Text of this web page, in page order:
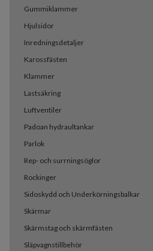
Gummiklammer
Hjulsidor
Inredningsdetaljer
Karossfästen
Klammer
Lastsäkring
Luftventiler
Padoan hydraultankar
Parlok
Rep- och surrningsöglor
Rockinger
Sidoskydd och Underkörningsbalkar
Skärmar
Skärmstag och skärmfästen
Släpvagnstillbehör